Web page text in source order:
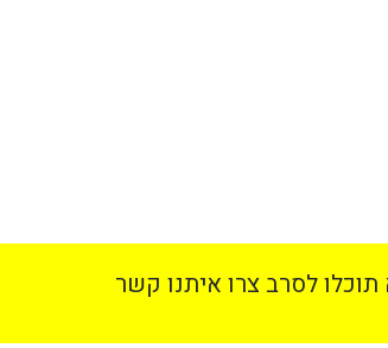
לסרב צרו איתנו קשר